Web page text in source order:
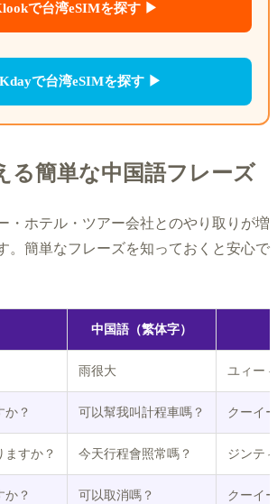
で台湾eSIMを探す ▶
で台湾eSIMを探す ▶
る簡単な中国語フレーズ
・ホテル・ツアー会社とのやり取りが増
。簡単なフレーズを知っておくと安心で
中国語（繁体字）
雨很大 ユィー
か？ 可以幫我叫計程車嗎？ クーイ
ますか？ 今天行程會照常嗎？ ジンテ
か？ 可以取消嗎？ クーイ